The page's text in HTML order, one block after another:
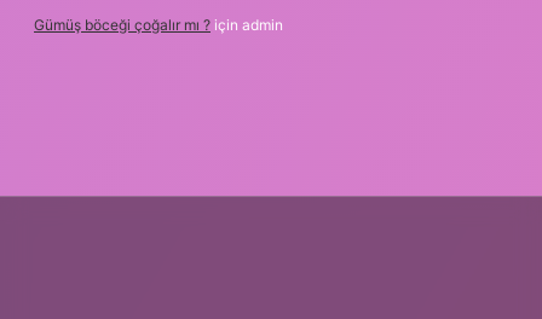
Gümüş böceği çoğalır mı ? için admin